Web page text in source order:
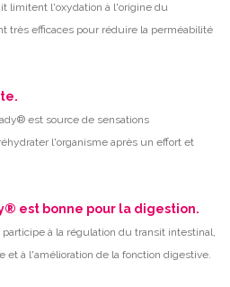
limitent l'oxydation à l'origine du
très efficaces pour réduire la perméabilité
est source de sensations
l'organisme après un effort et
est bonne pour la digestion.
à la régulation du transit intestinal,
et à l'amélioration de la fonction digestive.